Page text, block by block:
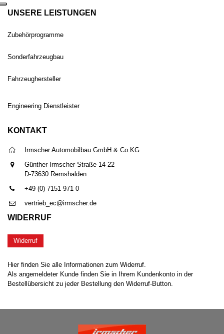
UNSERE LEISTUNGEN
Zubehörprogramme
Sonderfahrzeugbau
Fahrzeughersteller
Engineering Dienstleister
KONTAKT
Irmscher Automobilbau GmbH & Co.KG
Günther-Irmscher-Straße 14-22
D-73630 Remshalden
+49 (0) 7151 971 0
vertrieb_ec@irmscher.de
WIDERRUF
Widerruf
Hier finden Sie alle Informationen zum Widerruf.
Als angemeldeter Kunde finden Sie in Ihrem Kundenkonto in der
Bestellübersicht zu jeder Bestellung den Widerruf-Button.